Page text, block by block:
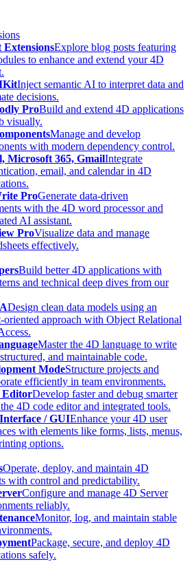
Explore blog posts featuring
to enhance and extend your 4D
Inject semantic AI to interpret data and
decisions.
ProBuild and extend 4D applications
visually.
Manage and develop
with modern dependency control.
Microsoft 365, GmailIntegrate
email, and calendar in 4D
ProGenerate data-driven
with the 4D word processor and
AI assistant.
ProVisualize data and manage
effectively.
Build better 4D applications with
and technical deep dives from our
Design clean data models using an
oriented approach with Object Relational
Master the 4D language to write
and maintainable code.
ModeStructure projects and
efficiently in team environments.
EditorDevelop faster and debug smarter
4D code editor and integrated tools.
/ GUIEnhance your 4D user
with elements like forms, lists, menus,
options.
Operate, deploy, and maintain 4D
with control and predictability.
Configure and manage 4D Server
reliably.
Monitor, log, and maintain stable
Package, secure, and deploy 4D
safely.